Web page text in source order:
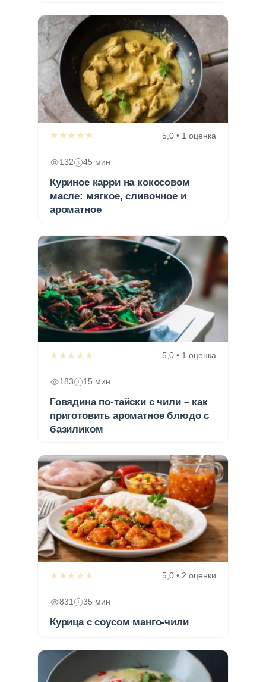
★★★★★ 5,0 • 1 оценка
132 45 мин
Куриное карри на кокосовом
масле: мягкое, сливочное и
ароматное
★★★★★ 5,0 • 1 оценка
183 15 мин
Говядина по-тайски с чили – как
приготовить ароматное блюдо с
базиликом
★★★★★ 5,0 • 2 оценки
831 35 мин
Курица с соусом манго-чили